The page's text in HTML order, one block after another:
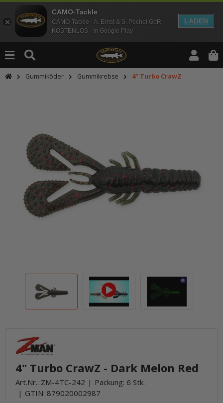
CAMO-Tackle
CAMO-Tackle - A. Ernst & S. Pechel GbR
KOSTENLOS - In Google Play
LADEN
Gummiköder Gummikrebse 4" Turbo CrawZ
4" Turbo CrawZ - Dark Melon Red
Art.Nr.: ZM-4TC-242
Packung: 6 Stk.
GTIN: 879020002987